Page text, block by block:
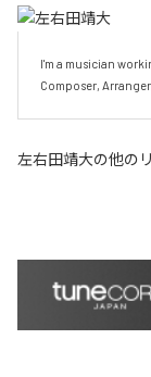
I'm a musician
Composer,
左右田靖大の他の